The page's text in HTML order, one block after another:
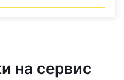
на сервис